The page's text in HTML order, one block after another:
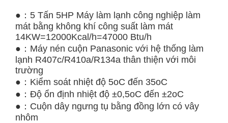
●：5 Tấn 5HP Máy làm lạnh công nghiệp làm
mát bằng không khí công suất làm mát
14KW=12000Kcal/h=47000 Btu/h
●：Máy nén cuộn Panasonic với hệ thống làm
lạnh R407c/R410a/R134a thân thiện với môi
trường
●：Kiểm soát nhiệt độ 5oC đến 35oC
●：Độ ổn định nhiệt độ ±0,5oC đến ±2oC
●：Cuộn dây ngưng tụ bằng đồng lớn có vây
nhôm